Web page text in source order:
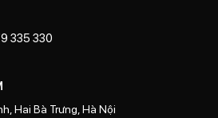
335 330
Hai Bà Trưng, Hà Nội